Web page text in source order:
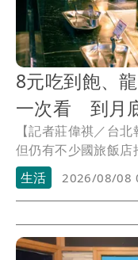
8元吃到飽、
一次看 到月
【記者莊偉祺／台
但仍有不少國旅飯店
蝦買1送1等，能品嚐
食，部分還適用至月
生活 2026/08/08